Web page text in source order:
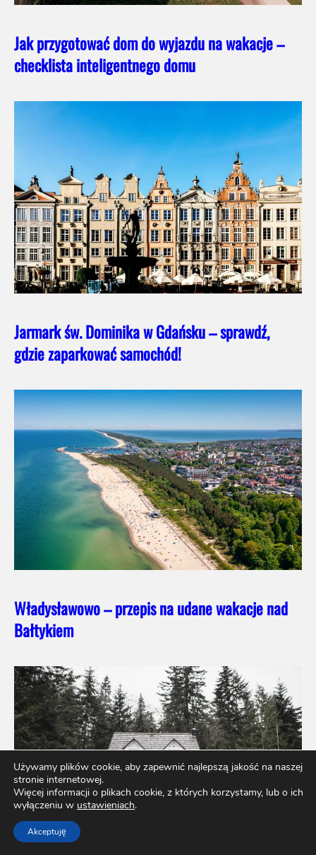
Jak przygotować dom do wyjazdu na wakacje –
checklista inteligentnego domu
Jarmark św. Dominika w Gdańsku – sprawdź,
gdzie zaparkować samochód!
Władysławowo – przepis na udane wakacje nad
Bałtykiem
Używamy plików cookie, aby zapewnić najlepszą jakość na naszej
stronie internetowej.
Więcej informacji o plikach cookie, z których korzystamy, lub o ich
wyłączeniu w ustawieniach.
Akceptuję